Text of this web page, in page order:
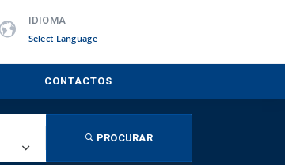
IDIOMA
Powered by
CONTACTOS
PROCURAR